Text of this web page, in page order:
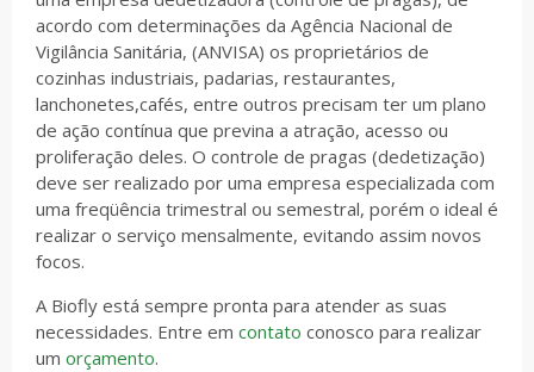
acordo com determinações da Agência Nacional de
Vigilância Sanitária, (ANVISA) os proprietários de
cozinhas industriais, padarias, restaurantes,
lanchonetes,cafés, entre outros precisam ter um plano
de ação contínua que previna a atração, acesso ou
proliferação deles. O controle de pragas (dedetização)
deve ser realizado por uma empresa especializada com
uma freqüência trimestral ou semestral, porém o ideal é
realizar o serviço mensalmente, evitando assim novos
focos.
A Biofly está sempre pronta para atender as suas
necessidades. Entre em contato conosco para realizar
um orçamento.